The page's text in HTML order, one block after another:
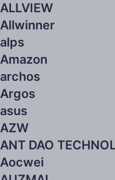
ALLVIEW
Allwinner
alps
Amazon
archos
Argos
asus
AZW
ANT DAO
Aocwei